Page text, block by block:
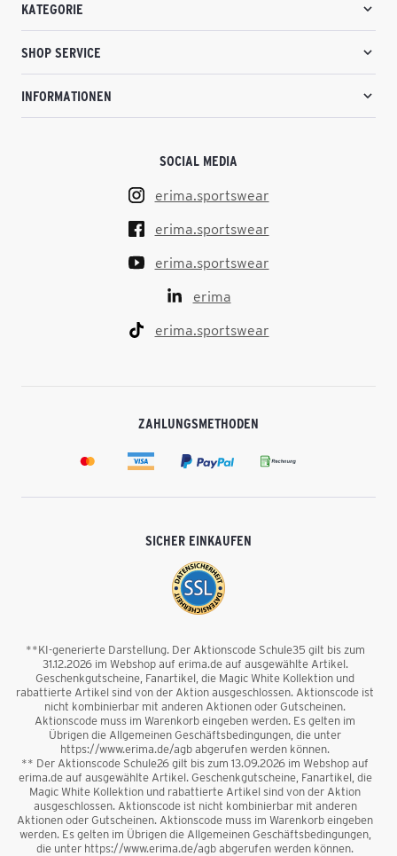
KATEGORIE
SHOP SERVICE
INFORMATIONEN
SOCIAL MEDIA
erima.sportswear
erima.sportswear
erima.sportswear
erima
erima.sportswear
ZAHLUNGSMETHODEN
SICHER EINKAUFEN
**KI-generierte Darstellung. Der Aktionscode Schule35 gilt bis zum
31.12.2026 im Webshop auf erima.de auf ausgewählte Artikel.
Geschenkgutscheine, Fanartikel, die Magic White Kollektion und
rabattierte Artikel sind von der Aktion ausgeschlossen. Aktionscode ist
nicht kombinierbar mit anderen Aktionen oder Gutscheinen.
Aktionscode muss im Warenkorb eingeben werden. Es gelten im
Übrigen die Allgemeinen Geschäftsbedingungen, die unter
https://www.erima.de/agb abgerufen werden können.
** Der Aktionscode Schule26 gilt bis zum 13.09.2026 im Webshop auf
erima.de auf ausgewählte Artikel. Geschenkgutscheine, Fanartikel, die
Magic White Kollektion und rabattierte Artikel sind von der Aktion
ausgeschlossen. Aktionscode ist nicht kombinierbar mit anderen
Aktionen oder Gutscheinen. Aktionscode muss im Warenkorb eingeben
werden. Es gelten im Übrigen die Allgemeinen Geschäftsbedingungen,
die unter https://www.erima.de/agb abgerufen werden können.